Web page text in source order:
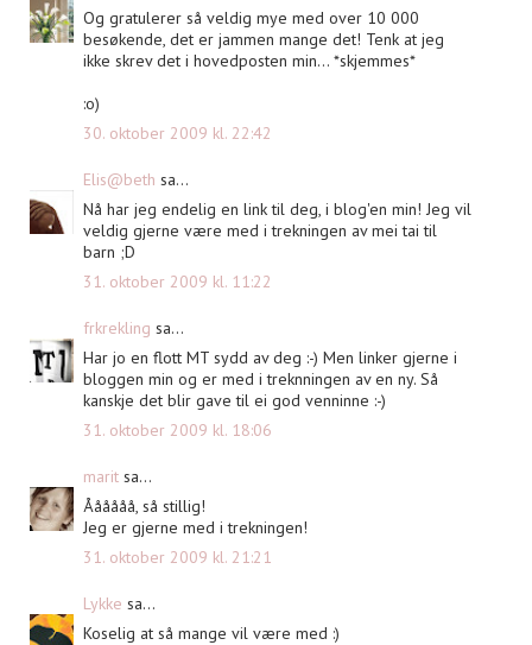
Og gratulerer så veldig mye med over 10 000
besøkende, det er jammen mange det! Tenk at jeg
ikke skrev det i hovedposten min... *skjemmes*
:o)
30. oktober 2009 kl. 22:42
Elis@beth sa...
Nå har jeg endelig en link til deg, i blog'en min! Jeg vil
veldig gjerne være med i trekningen av mei tai til
barn ;D
31. oktober 2009 kl. 11:22
frkrekling sa...
Har jo en flott MT sydd av deg :-) Men linker gjerne i
bloggen min og er med i treknningen av en ny. Så
kanskje det blir gave til ei god venninne :-)
31. oktober 2009 kl. 18:06
marit sa...
Åååååå, så stillig!
Jeg er gjerne med i trekningen!
31. oktober 2009 kl. 21:21
Lykke sa...
Koselig at så mange vil være med :)